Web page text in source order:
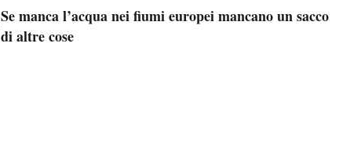
Se manca l’acqua nei fiumi europei mancano un sacco
di altre cose